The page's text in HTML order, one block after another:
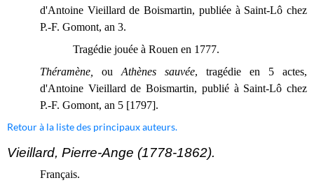
d'Antoine Vieillard de Boismartin, publiée à Saint-Lô chez
P.-F. Gomont, an 3.
Tragédie jouée à Rouen en 1777.
Théramène, ou Athènes sauvée, tragédie en 5 actes,
d'Antoine Vieillard de Boismartin, publié à Saint-Lô chez
P.-F. Gomont, an 5 [1797].
Retour à la liste des principaux auteurs.
Vieillard, Pierre-Ange (1778-1862).
Français.